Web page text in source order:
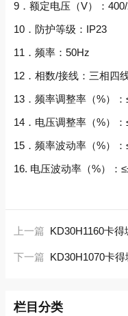
9．额定电压（V）
10．防护等级：IP23
11．频率：
12．相数/接线：三相四
13．频率调整率（%）
14．电压调整率（%）：
15．频率波动率（%
16. 电压波动率（%）：
上一篇 KD30H1160卡
下一篇 KD30H1070卡
栏目分类